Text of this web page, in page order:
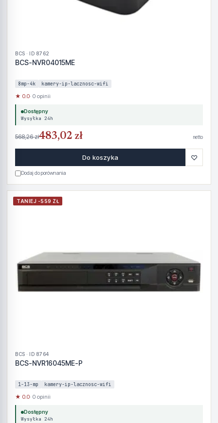
BCS · ID 8762
BCS-NVR04015ME
8mp-4k kamery-ip-lacznosc-wifi
★ 0.0· 0 opinii
Dostępny
Wysyłka 24h
568,26 zł483,02 zł netto
Do koszyka ♡
Dodaj do porównania
TANIEJ -559 ZŁ
BCS · ID 8764
BCS-NVR16045ME-P
1-13-mp kamery-ip-lacznosc-wifi
★ 0.0· 0 opinii
Dostępny
Wysyłka 24h